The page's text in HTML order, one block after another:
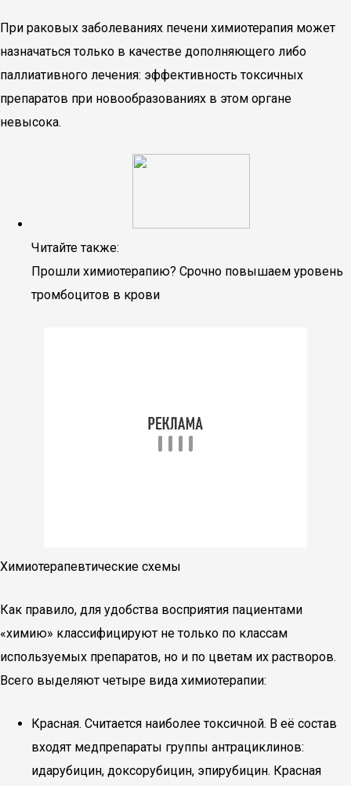
При раковых заболеваниях печени химиотерапия может
назначаться только в качестве дополняющего либо
паллиативного лечения: эффективность токсичных
препаратов при новообразованиях в этом органе
невысока.
Читайте также:
Прошли химиотерапию? Срочно повышаем уровень
тромбоцитов в крови
Химиотерапевтические схемы
Как правило, для удобства восприятия пациентами
«химию» классифицируют не только по классам
используемых препаратов, но и по цветам их растворов.
Всего выделяют четыре вида химиотерапии:
Красная. Считается наиболее токсичной. В её состав
входят медпрепараты группы антрациклинов:
идарубицин, доксорубицин, эпирубицин. Красная